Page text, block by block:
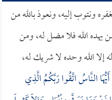
ونتوب إليه، ونعوذ بالله من
يهده الله فلا مضل له، ومن
الله وحده لا شريك له،
أَيُّهَا النَّاسُ اتَّقُوا رَبَّكُمُ الَّذِي